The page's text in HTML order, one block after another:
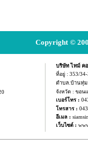
Copyright ©
: 10120
บริษัท ไทม์ ค
ที่อยู่ : 353/
ตำบล.บ้านทุ่
จังหวัด : ขอน
เบอร์โทร :
โทรสาร :
อีเมล :
เว็บไซต์ :